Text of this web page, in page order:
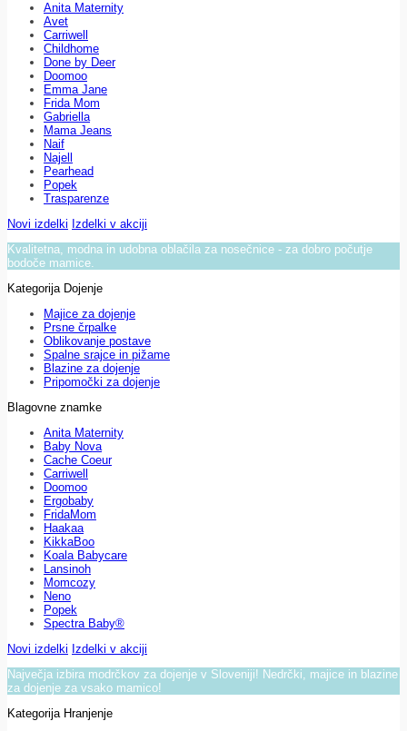
Anita Maternity
Avet
Carriwell
Childhome
Done by Deer
Doomoo
Emma Jane
Frida Mom
Gabriella
Mama Jeans
Naif
Najell
Pearhead
Popek
Trasparenze
Novi izdelki Izdelki v akciji
Kvalitetna, modna in udobna oblačila za nosečnice - za dobro počutje
bodoče mamice.
Kategorija Dojenje
Majice za dojenje
Prsne črpalke
Oblikovanje postave
Spalne srajce in pižame
Blazine za dojenje
Pripomočki za dojenje
Blagovne znamke
Anita Maternity
Baby Nova
Cache Coeur
Carriwell
Doomoo
Ergobaby
FridaMom
Haakaa
KikkaBoo
Koala Babycare
Lansinoh
Momcozy
Neno
Popek
Spectra Baby®
Novi izdelki Izdelki v akciji
Največja izbira modrčkov za dojenje v Sloveniji! Nedrčki, majice in blazine
za dojenje za vsako mamico!
Kategorija Hranjenje